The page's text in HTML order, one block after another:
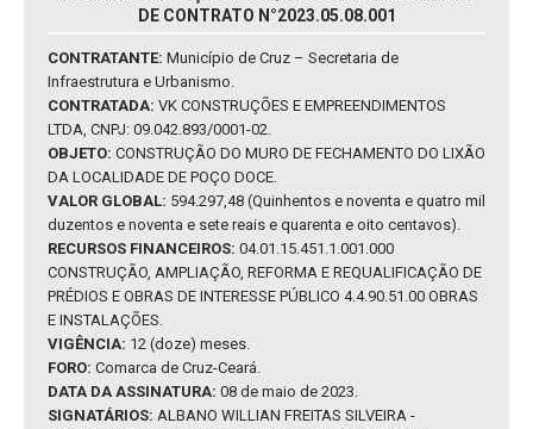
DE CONTRATO N°2023.05.08.001
CONTRATANTE: Município de Cruz – Secretaria de
Infraestrutura e Urbanismo.
CONTRATADA: VK CONSTRUÇÕES E EMPREENDIMENTOS
LTDA, CNPJ: 09.042.893/0001-02.
OBJETO: CONSTRUÇÃO DO MURO DE FECHAMENTO DO LIXÃO
DA LOCALIDADE DE POÇO DOCE.
VALOR GLOBAL: 594.297,48 (Quinhentos e noventa e quatro mil
duzentos e noventa e sete reais e quarenta e oito centavos).
RECURSOS FINANCEIROS: 04.01.15.451.1.001.000
CONSTRUÇÃO, AMPLIAÇÃO, REFORMA E REQUALIFICAÇÃO DE
PRÉDIOS E OBRAS DE INTERESSE PÚBLICO 4.4.90.51.00 OBRAS
E INSTALAÇÕES.
VIGÊNCIA: 12 (doze) meses.
FORO: Comarca de Cruz-Ceará.
DATA DA ASSINATURA: 08 de maio de 2023.
SIGNATÁRIOS: ALBANO WILLIAN FREITAS SILVEIRA -